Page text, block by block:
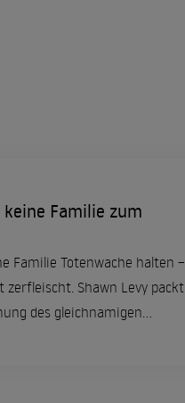
Familie zum
Familie Totenwache halten –
zerfleischt. Shawn Levy packt
des gleichnamigen